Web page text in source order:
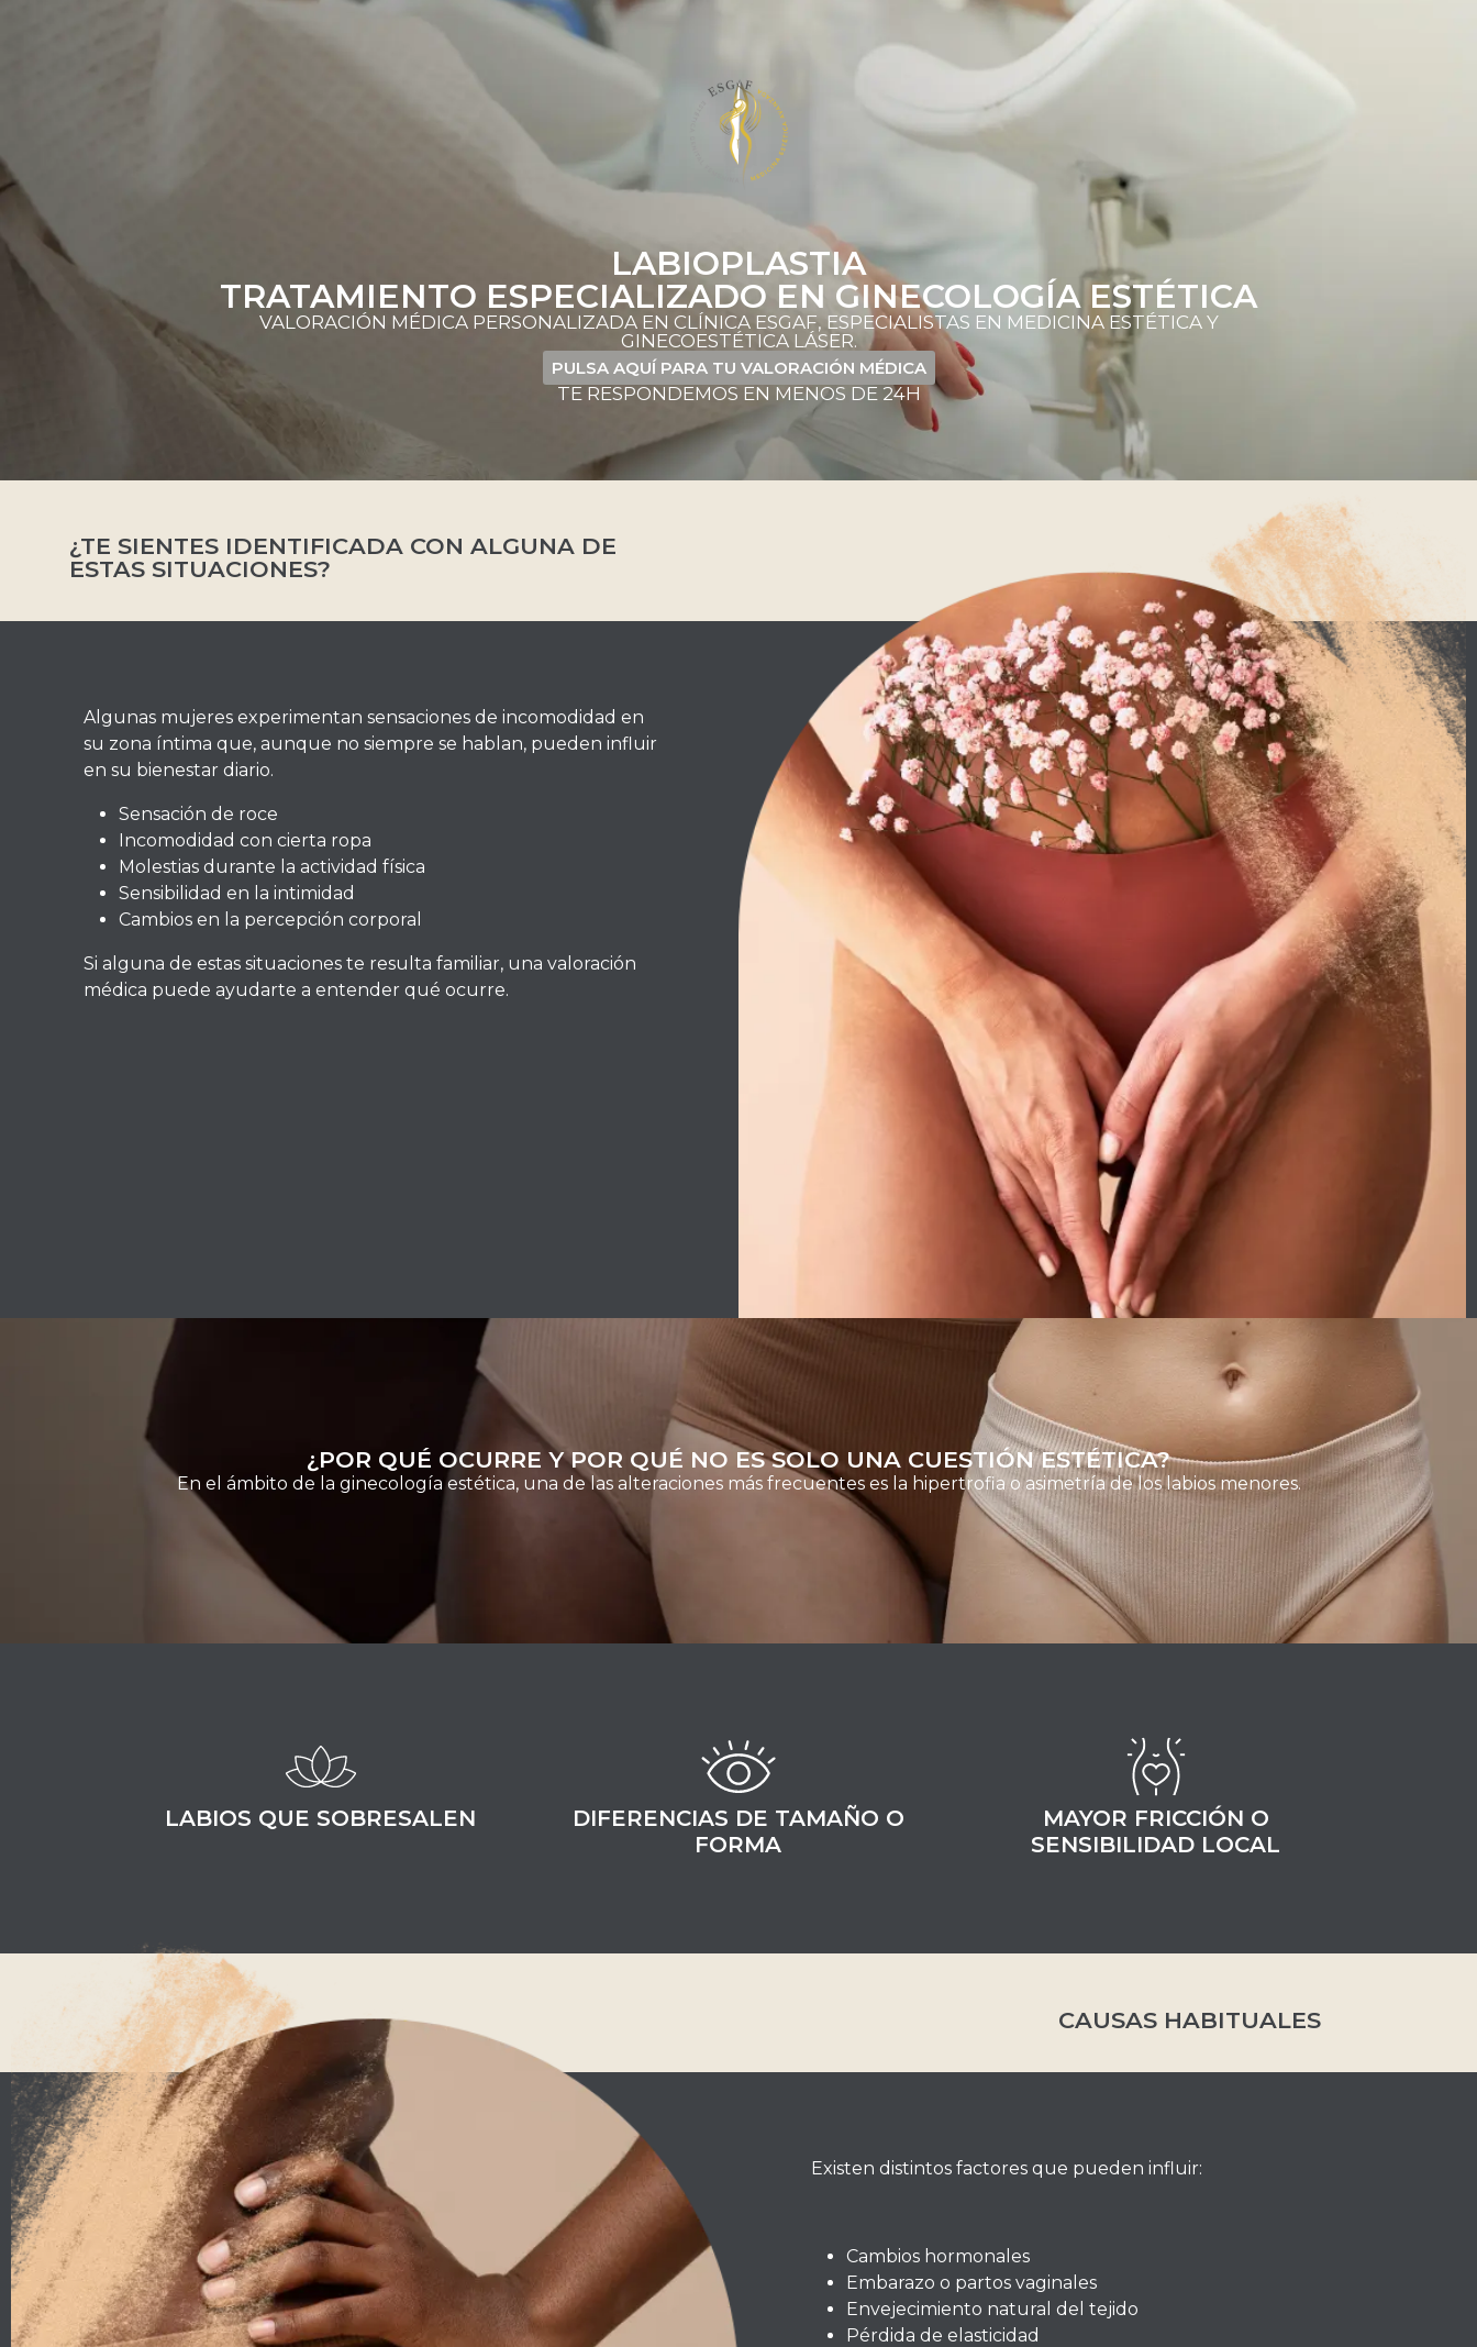
LABIOPLASTIA
TRATAMIENTO ESPECIALIZADO EN GINECOLOGÍA ESTÉTICA
VALORACIÓN MÉDICA PERSONALIZADA EN CLÍNICA ESGAF, ESPECIALISTAS EN MEDICINA ESTÉTICA Y
GINECOESTÉTICA LÁSER.
PULSA AQUÍ PARA TU VALORACIÓN MÉDICA
TE RESPONDEMOS EN MENOS DE 24H
¿TE SIENTES IDENTIFICADA CON ALGUNA DE
ESTAS SITUACIONES?
Algunas mujeres experimentan sensaciones de incomodidad en
su zona íntima que, aunque no siempre se hablan, pueden influir
en su bienestar diario.
Sensación de roce
Incomodidad con cierta ropa
Molestias durante la actividad física
Sensibilidad en la intimidad
Cambios en la percepción corporal
Si alguna de estas situaciones te resulta familiar, una valoración
médica puede ayudarte a entender qué ocurre.
¿POR QUÉ OCURRE Y POR QUÉ NO ES SOLO UNA CUESTIÓN ESTÉTICA?
En el ámbito de la ginecología estética, una de las alteraciones más frecuentes es la hipertrofia o asimetría de los labios menores.
LABIOS QUE SOBRESALEN
DIFERENCIAS DE TAMAÑO O
FORMA
MAYOR FRICCIÓN O
SENSIBILIDAD LOCAL
CAUSAS HABITUALES
Existen distintos factores que pueden influir:
Cambios hormonales
Embarazo o partos vaginales
Envejecimiento natural del tejido
Pérdida de elasticidad